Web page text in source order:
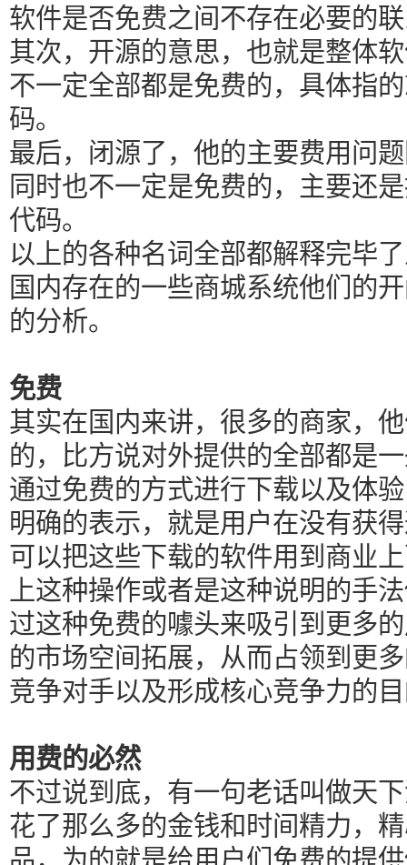
软件是否免费之间不存在必要的
其次，开源的意思，也就是整体
不一定全部都是免费的，具体指
码。
最后，闭源了，他的主要费用问
同时也不一定是免费的，主要还
代码。
以上的各种名词全部都解释完毕
国内存在的一些商城系统他们的
的分析。
免费
其实在国内来讲，很多的商家，
的，比方说对外提供的全部都是
通过免费的方式进行下载以及体
明确的表示，就是用户在没有获
可以把这些下载的软件用到商业
上这种操作或者是这种说明的手
过这种免费的噱头来吸引到更多
的市场空间拓展，从而占领到更
竞争对手以及形成核心竞争力的
用费的必然
不过说到底，有一句老话叫做天
花了那么多的金钱和时间精力，